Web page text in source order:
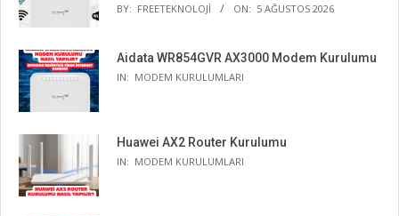
BY: FREETEKNOLOJI ON: 5 AĞUSTOS 2026
Aidata WR854GVR AX3000 Modem Kurulumu
IN: MODEM KURULUMLARI
Huawei AX2 Router Kurulumu
IN: MODEM KURULUMLARI